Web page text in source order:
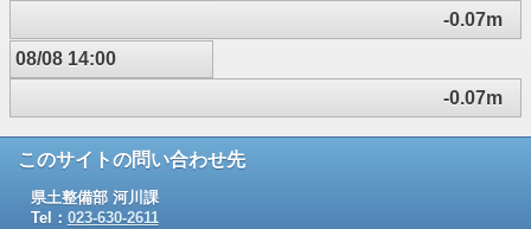
-0.07m
08/08 14:00
-0.07m
このサイトの問い合わせ先
県土整備部 河川課
Tel： 023-630-2611